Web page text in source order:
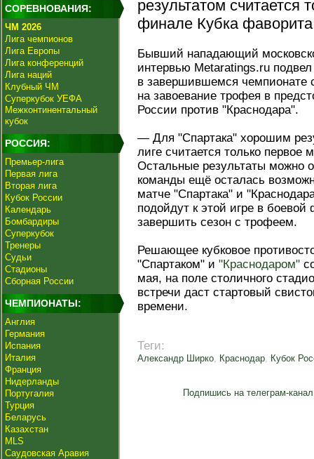
СОРЕВНОВАНИЯ:
ЧМ 2026
Лига чемпионов
Лига Европы
Лига конференций
Лига наций
Клубный ЧМ
Суперкубок УЕФА
Межконтинентальный
кубок
РОССИЯ:
Премьер-лига
Первая лига
Вторая лига
Кубок России
Календарь
Бомбардиры
Суперкубок
Тренеры
Судьи
Стадионы
Сборная России
ЧЕМПИОНАТЫ:
Англия
Германия
Испания
Италия
Франция
Нидерланды
Португалия
Турция
Беларусь
Казахстан
MLS
Саудовская Аравия
результатом считается
финале Кубка фаворита
Бывший нападающий
интервью Metaratings.ru
в завершившемся
на завоевание трофея в
России против "Краснодара".
— Для "Спартака" хорошим
лиге считается только
Остальные результаты можно
команды ещё осталась
матче "Спартака" и
подойдут к этой игре в
завершить сезон с трофеем.
Решающее кубковое
"Спартаком" и "Краснодаром"
мая, на поле столичного
встречи даст стартовый
времени.
Теги:
Александр Ширко, Краснодар, Кубок
Подпишись на телеграм-